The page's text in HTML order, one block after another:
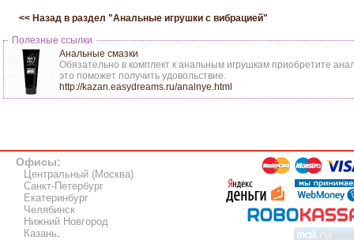
<< Назад в раздел "Анальные игрушки с вибрацией"
Полезные ссылки
Анальные смазки
Обязательно в комплект к анальным игрушкам приобретите
это поможет получить удовольствие.
http://kazan.easydreams.ru/analnye.html
Офисы:
Центральный (Москва)
Санкт-Петербург
Екатеринбург
Челябинск
Нижний Новгород
Казань.